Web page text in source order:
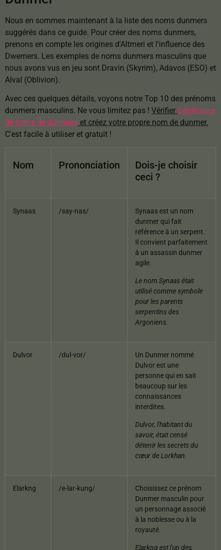
Nous en sommes maintenant à la liste des noms dunmers
suggérés dans ce guide. Pour créer des noms dunmers,
prenons en compte les origines d'Altmeri et l'influence des
Dwemers. Les exemples de noms dunmers masculins que
nous avons vus en jeu sont Dravin (Skyrim), Adavos (ESO) et
Alval (Oblivion).
Avec ces quelques détails, voyons notre Top 10 des prénoms
dunmers masculins. Ne vous limitez pas ! Vérifier Générateur
de noms de dunmers et créez votre propre nom de dunmer.
C'est facile à utiliser et gratuit !
Nom Prononciation
Dois-je choisir
ceci ?
Synaas /say-nas/
Synaas est un nom
dunmer qui fait
référence à un serpent.
Il convient parfaitement
à un assassin dunmer
agile.
Le nom Synaas était
utilisé comme symbole
pour les parents
serpentins des
Argoniens.
Dulvor /dul-vor/
Un Dunmer nommé
Dulvor est une
personne qui en sait
beaucoup sur les
connaissances
interdites.
Dulvor, l'habitant du
savoir, était censé
détenir les secrets du
cœur de Lorkhan.
Elarkng /e-lar-kung/
Choisissez ce prénom
Dunmer masculin pour
un personnage associé
à la noblesse ou à la
royauté.
Elarkng est l'un des